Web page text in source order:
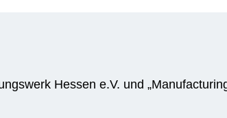
Hessen e.V. und